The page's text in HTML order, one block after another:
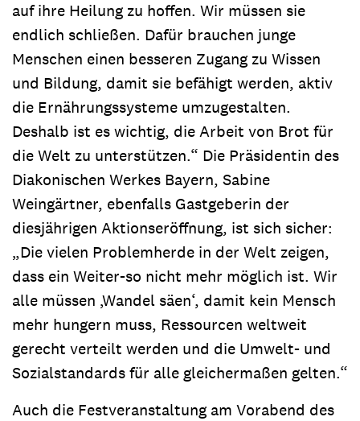
auf ihre Heilung zu hoffen. Wir müssen sie
endlich schließen. Dafür brauchen junge
Menschen einen besseren Zugang zu Wissen
und Bildung, damit sie befähigt werden, aktiv
die Ernährungssysteme umzugestalten.
Deshalb ist es wichtig, die Arbeit von Brot für
die Welt zu unterstützen.“ Die Präsidentin des
Diakonischen Werkes Bayern, Sabine
Weingärtner, ebenfalls Gastgeberin der
diesjährigen Aktionseröffnung, ist sich sicher:
„Die vielen Problemherde in der Welt zeigen,
dass ein Weiter-so nicht mehr möglich ist. Wir
alle müssen ‚Wandel säen‘, damit kein Mensch
mehr hungern muss, Ressourcen weltweit
gerecht verteilt werden und die Umwelt- und
Sozialstandards für alle gleichermaßen gelten.“
Auch die Festveranstaltung am Vorabend des